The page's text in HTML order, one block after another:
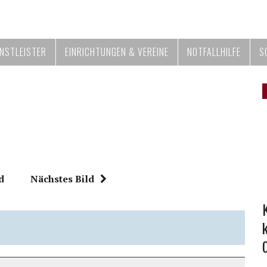
EINRICHTUNGEN & VEREINE NOTFALLHILFE
Nächstes Bild